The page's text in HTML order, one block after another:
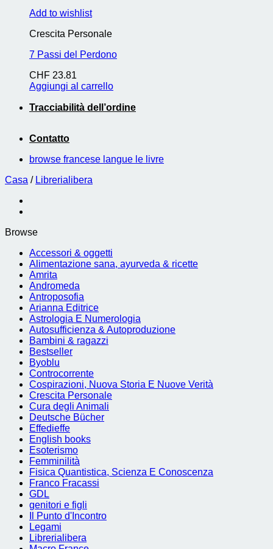
Add to wishlist
Crescita Personale
7 Passi del Perdono
CHF 23.81
Aggiungi al carrello
Tracciabilità dell’ordine
Contatto
browse francese langue le livre
Casa / Librerialibera
Browse
Accessori & oggetti
Alimentazione sana, ayurveda & ricette
Amrita
Andromeda
Antroposofia
Arianna Editrice
Astrologia E Numerologia
Autosufficienza & Autoproduzione
Bambini & ragazzi
Bestseller
Byoblu
Controcorrente
Cospirazioni, Nuova Storia E Nuove Verità
Crescita Personale
Cura degli Animali
Deutsche Bücher
Effedieffe
English books
Esoterismo
Femminilità
Fisica Quantistica, Scienza E Conoscenza
Franco Fracassi
GDL
genitori e figli
Il Punto d'Incontro
Legami
Librerialibera